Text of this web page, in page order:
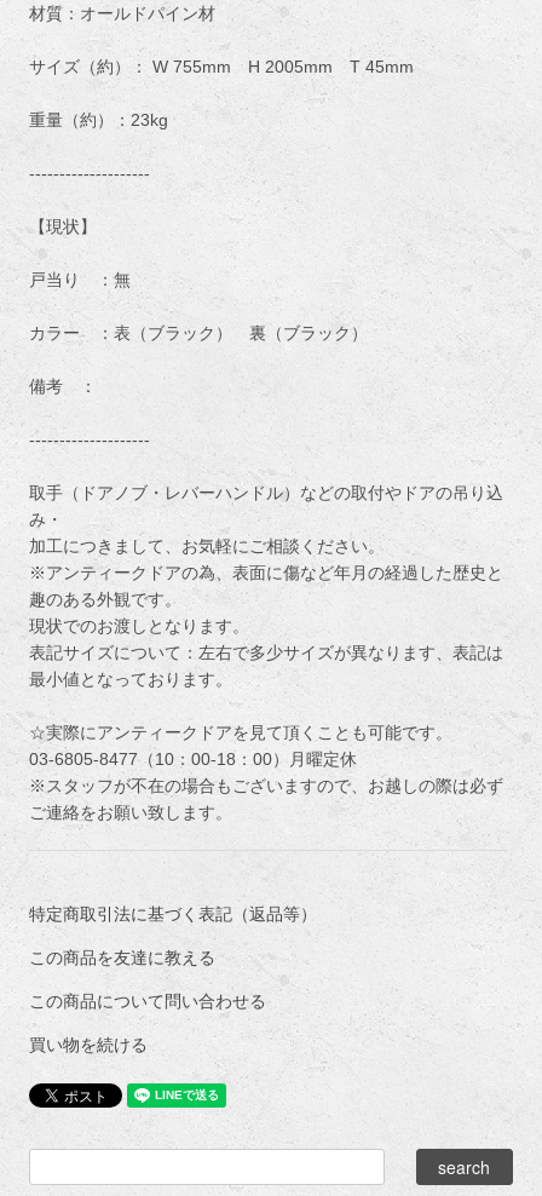
材質：オールドパイン材
サイズ（約）： W 755mm H 2005mm T 45mm
重量（約）：23kg
--------------------
【現状】
戸当り ：無
カラー ：表（ブラック） 裏（ブラック）
備考 ：
--------------------
取手（ドアノブ・レバーハンドル）などの取付やドアの吊り込
み・
加工につきまして、お気軽にご相談ください。
※アンティークドアの為、表面に傷など年月の経過した歴史と
趣のある外観です。
現状でのお渡しとなります。
表記サイズについて：左右で多少サイズが異なります、表記は
最小値となっております。
☆実際にアンティークドアを見て頂くことも可能です。
03-6805-8477（10：00-18：00）月曜定休
※スタッフが不在の場合もございますので、お越しの際は必ず
ご連絡をお願い致します。
特定商取引法に基づく表記（返品等）
この商品を友達に教える
この商品について問い合わせる
買い物を続ける